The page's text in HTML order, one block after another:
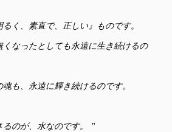
く、素直で、正しい』ものです。
なったとしても永遠に⽣き続けるの
も、永遠に輝き続けるのです。
るのが、⽔なのです。 ”